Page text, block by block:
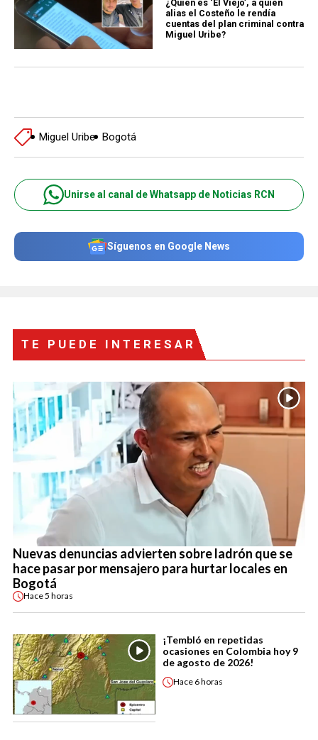
¿Quién es ‘El Viejo’, a quien
alias el Costeño le rendía
cuentas del plan criminal contra
Miguel Uribe?
Miguel Uribe Bogotá
Unirse al canal de Whatsapp de Noticias RCN
Síguenos en Google News
TE PUEDE INTERESAR
Nuevas denuncias advierten sobre ladrón que se
hace pasar por mensajero para hurtar locales en
Bogotá
Hace5 horas
¡Tembló en repetidas
ocasiones en Colombia hoy 9
de agosto de 2026!
Hace 6 horas